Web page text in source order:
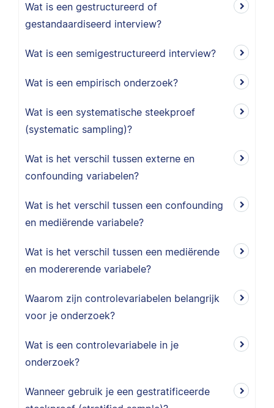
Wat is een gestructureerd of
gestandaardiseerd interview?
Wat is een semigestructureerd interview?
Wat is een empirisch onderzoek?
Wat is een systematische steekproef
(systematic sampling)?
Wat is het verschil tussen externe en
confounding variabelen?
Wat is het verschil tussen een confounding
en mediërende variabele?
Wat is het verschil tussen een mediërende
en modererende variabele?
Waarom zijn controlevariabelen belangrijk
voor je onderzoek?
Wat is een controlevariabele in je
onderzoek?
Wanneer gebruik je een gestratificeerde